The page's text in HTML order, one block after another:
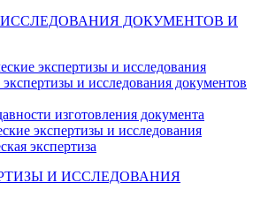
ДОКУМЕНТОВ И
экспертизы и исследования
и исследования документов
изготовления документа
экспертизы и исследования
экспертиза
И ИССЛЕДОВАНИЯ